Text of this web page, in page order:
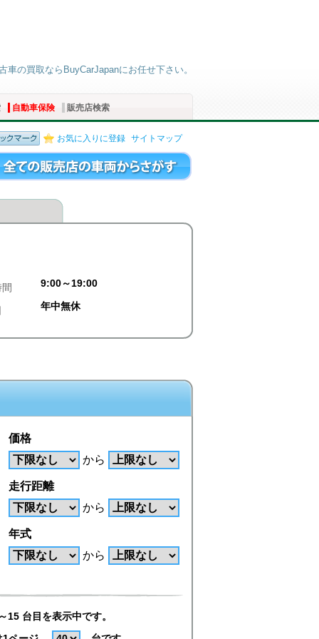
車の買取ならBuyCarJapanにお任せ下さい。
自動車保険 販売店検索
お気に入りに登録 サイトマップ
9:00～19:00
年中無休
価格
から
走行距離
から
年式
から
15 台目を表示中です。